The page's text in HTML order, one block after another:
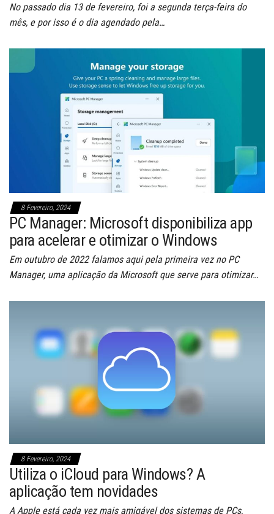
No passado dia 13 de fevereiro, foi a segunda terça-feira do
mês, e por isso é o dia agendado pela…
8 Fevereiro, 2024
PC Manager: Microsoft disponibiliza app
para acelerar e otimizar o Windows
Em outubro de 2022 falamos aqui pela primeira vez no PC
Manager, uma aplicação da Microsoft que serve para otimizar…
8 Fevereiro, 2024
Utiliza o iCloud para Windows? A
aplicação tem novidades
A Apple está cada vez mais amigável dos sistemas de PCs,